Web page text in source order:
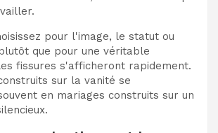
pour l'image, le statut ou
que pour une véritable
fissures s'afficheront rapidement.
sur la vanité se
en mariages construits sur un